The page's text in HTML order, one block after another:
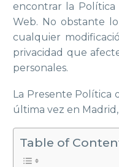
encontrar la Política
Web. No obstante
cualquier
privacidad que
personales.
La Presente Política
última vez en
Table of